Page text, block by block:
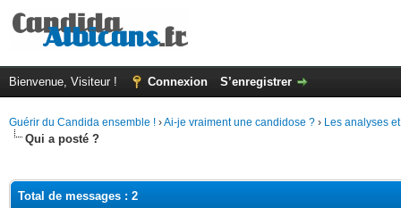
Bienvenue, Visiteur ! Connexion S’enregistrer
Guérir du Candida ensemble ! ›Ai-je vraiment une candidose ? › Les analyses
Qui a posté ?
Total de messages : 2